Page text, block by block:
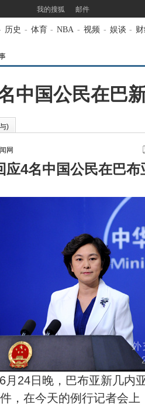
我的搜狐 邮件
历史 - 体育 - NBA - 视频 - 娱谈 -
中国公民在巴
)
网
应4名中国公民在巴
24日晚，巴布亚新几内
，在今天的例行记者会